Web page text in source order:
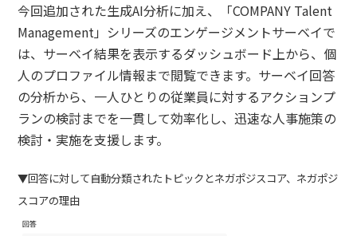
今回追加された生成AI分析に加え、「COMPANY Talent
Management」シリーズのエンゲージメントサーベイで
は、サーベイ結果を表示するダッシュボード上から、個
人のプロファイル情報まで閲覧できます。サーベイ回答
の分析から、一人ひとりの従業員に対するアクションプ
ランの検討までを一貫して効率化し、迅速な人事施策の
検討・実施を支援します。
▼回答に対して自動分類されたトピックとネガポジスコア、ネガポジ
スコアの理由